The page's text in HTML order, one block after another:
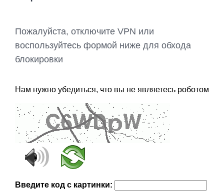
Пожалуйста, отключите VPN или
воспользуйтесь формой ниже для обхода
блокировки
Нам нужно убедиться, что вы не являетесь роботом
Введите код с картинки: